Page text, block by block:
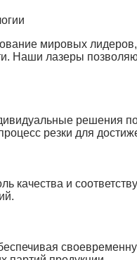
мировых
Наши лазеры
решения
резки для
качества и